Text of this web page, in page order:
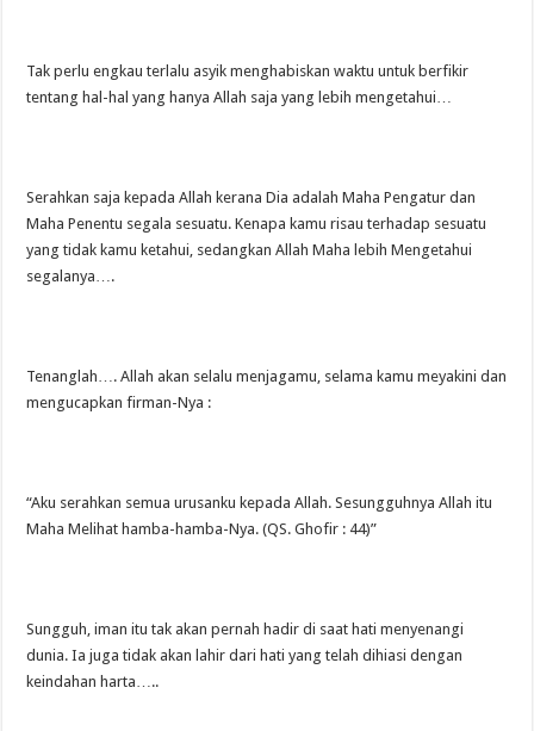
Tak perlu engkau terlalu asyik menghabiskan waktu untuk berfikir
tentang hal-hal yang hanya Allah saja yang lebih mengetahui…
Serahkan saja kepada Allah kerana Dia adalah Maha Pengatur dan
Maha Penentu segala sesuatu. Kenapa kamu risau terhadap sesuatu
yang tidak kamu ketahui, sedangkan Allah Maha lebih Mengetahui
segalanya….
️Tenanglah…. Allah akan selalu menjagamu, selama kamu meyakini dan
mengucapkan firman-Nya :
“Aku serahkan semua urusanku kepada Allah. Sesungguhnya Allah itu
Maha Melihat hamba-hamba-Nya. (QS. Ghofir : 44)”
Sungguh, iman itu tak akan pernah hadir di saat hati menyenangi
dunia. Ia juga tidak akan lahir dari hati yang telah dihiasi dengan
keindahan harta…..